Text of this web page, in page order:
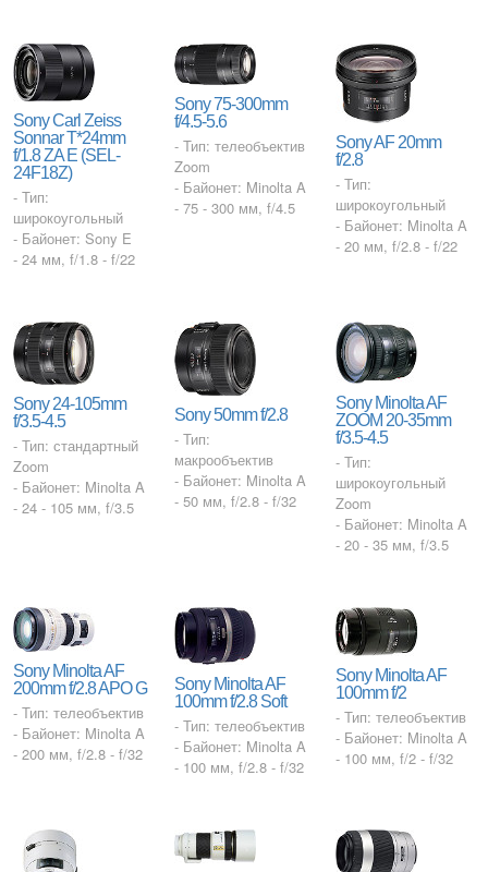
Sony Carl Zeiss
Sonnar T*24mm
f/1.8 ZA E (SEL-
24F18Z)
- Тип:
широкоугольный
- Байонет: Sony E
- 24 мм, f/1.8 - f/22
Sony 75-300mm
f/4.5-5.6
- Тип: телеобъектив
Zoom
- Байонет: Minolta A
- 75 - 300 мм, f/4.5
Sony AF 20mm
f/2.8
- Тип:
широкоугольный
- Байонет: Minolta A
- 20 мм, f/2.8 - f/22
Sony 24-105mm
f/3.5-4.5
- Тип: стандартный
Zoom
- Байонет: Minolta A
- 24 - 105 мм, f/3.5
Sony 50mm f/2.8
- Тип:
макрообъектив
- Байонет: Minolta A
- 50 мм, f/2.8 - f/32
Sony Minolta AF
ZOOM 20-35mm
f/3.5-4.5
- Тип:
широкоугольный
Zoom
- Байонет: Minolta A
- 20 - 35 мм, f/3.5
Sony Minolta AF
200mm f/2.8 APO G
- Тип: телеобъектив
- Байонет: Minolta A
- 200 мм, f/2.8 - f/32
Sony Minolta AF
100mm f/2.8 Soft
- Тип: телеобъектив
- Байонет: Minolta A
- 100 мм, f/2.8 - f/32
Sony Minolta AF
100mm f/2
- Тип: телеобъектив
- Байонет: Minolta A
- 100 мм, f/2 - f/32